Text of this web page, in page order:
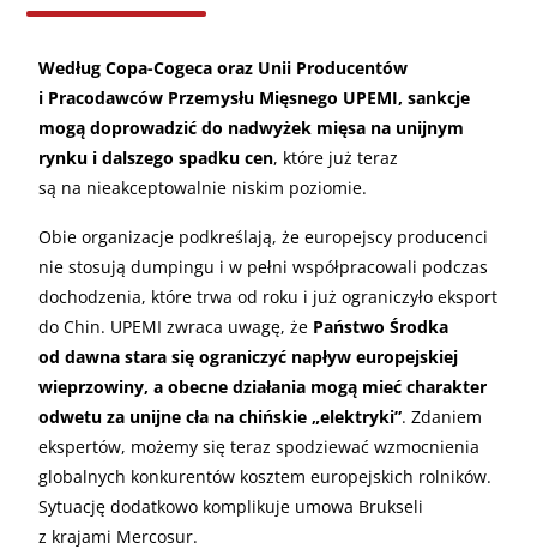
Według Copa-Cogeca oraz Unii Producentów
i Pracodawców Przemysłu Mięsnego UPEMI, sankcje
mogą doprowadzić do nadwyżek mięsa na unijnym
rynku i dalszego spadku cen, które już teraz
są na nieakceptowalnie niskim poziomie.
Obie organizacje podkreślają, że europejscy producenci
nie stosują dumpingu i w pełni współpracowali podczas
dochodzenia, które trwa od roku i już ograniczyło eksport
do Chin. UPEMI zwraca uwagę, że Państwo Środka
od dawna stara się ograniczyć napływ europejskiej
wieprzowiny, a obecne działania mogą mieć charakter
odwetu za unijne cła na chińskie „elektryki”. Zdaniem
ekspertów, możemy się teraz spodziewać wzmocnienia
globalnych konkurentów kosztem europejskich rolników.
Sytuację dodatkowo komplikuje umowa Brukseli
z krajami Mercosur.